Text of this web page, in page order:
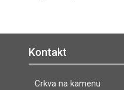
Kontakt
Crkva na kamenu